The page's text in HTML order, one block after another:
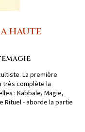
HAUTE
La première
très complète la
: Kabbale, Magie,
Rituel - aborde la partie